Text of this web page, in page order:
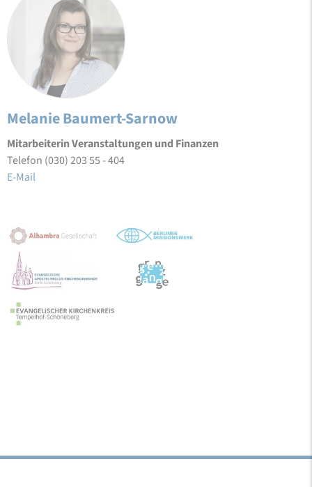
Melanie Baumert-Sarnow
Mitarbeiterin Veranstaltungen und Finanzen
Telefon (030) 203 55 - 404
E-Mail